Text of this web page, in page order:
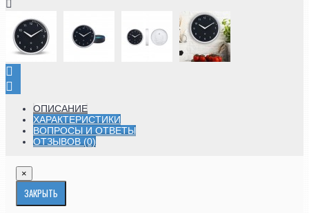
ОПИСАНИЕ
ХАРАКТЕРИСТИКИ
ВОПРОСЫ И ОТВЕТЫ
ОТЗЫВОВ (0)
×
ЗАКРЫТЬ